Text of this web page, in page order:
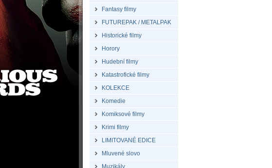
Fantasy filmy
FUTUREPAK / METALPAK
Historické filmy
Horory
Hudební filmy
Katastrofické filmy
KOLEKCE
Komedie
Komiksové filmy
Krimi filmy
LIMITOVANÉ EDICE
Mluvené slovo
Muzikály